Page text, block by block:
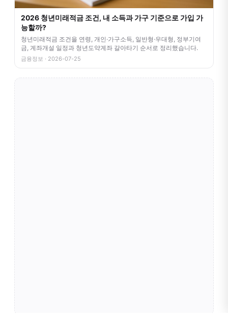
2026 청년미래적금 조건, 내 소득과 가구 기준으로 가입 가
능할까?
청년미래적금 조건을 연령, 개인·가구소득, 일반형·우대형, 정부기여
금, 계좌개설 일정과 청년도약계좌 갈아타기 순서로 정리했습니다.
금융정보 · 2026-07-25